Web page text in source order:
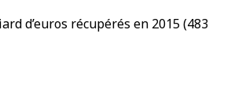
d’euros récupérés en 2015 (483